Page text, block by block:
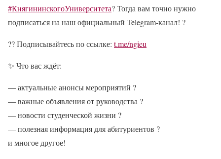
#КнягининскогоУниверситета? Тогда вам точно нужно
подписаться на наш официальный Telegram-канал! ?
?? Подписывайтесь по ссылке: t.me/ngieu
✨ Что вас ждёт:
— актуальные анонсы мероприятий ?
— важные объявления от руководства ?
— новости студенческой жизни ?
— полезная информация для абитуриентов ?
и многое другое!